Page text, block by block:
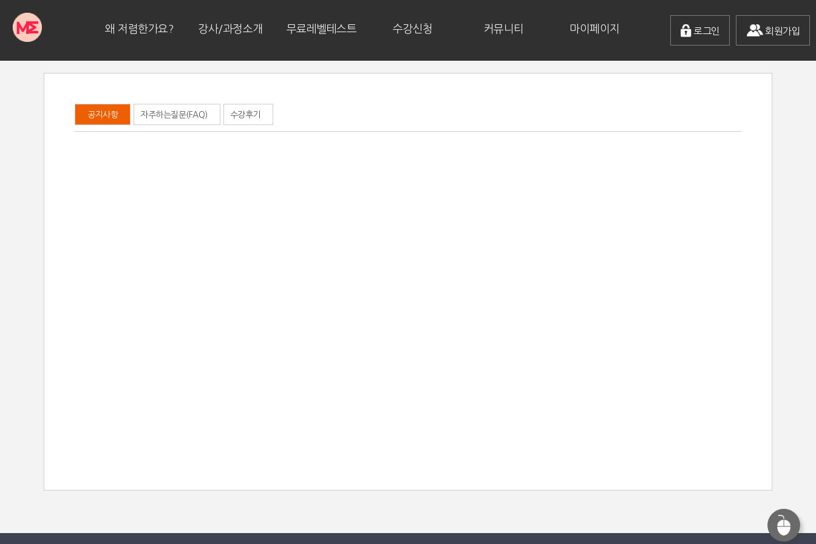
왜 저렴한가요? 강사/과정소개 무료레벨테스트 수강신청 커뮤니티 마이페이지 회원가입
로그인
공지사항 자주하는질문(FAQ) 수강후기